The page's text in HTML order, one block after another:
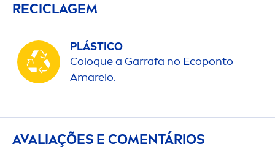
RECICLAGEM
PLÁSTICO
Coloque a Garrafa no Ecoponto
Amarelo.
AVALIAÇÕES E COMENTÁRIOS